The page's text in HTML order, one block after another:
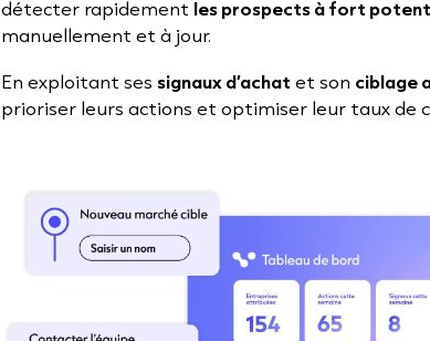
détecter rapidement les prospects à fort
manuellement et à jour.
En exploitant ses signaux d’achat et son ciblage
prioriser leurs actions et optimiser leur taux de